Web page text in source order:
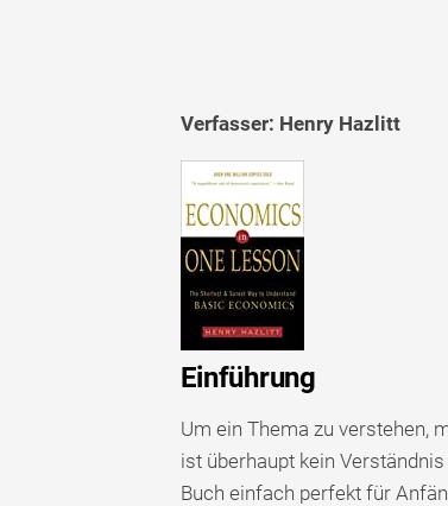
Verfasser: Henry Hazlitt
Einführung
Um ein Thema zu verstehen,
ist überhaupt kein
Buch einfach perfekt für